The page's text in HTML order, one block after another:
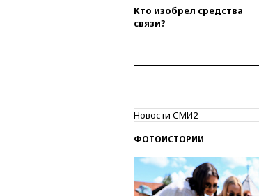
Кто изобрел средства
связи?
Новости СМИ2
ФОТОИСТОРИИ